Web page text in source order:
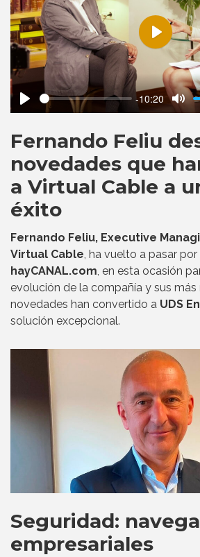
Play
-10:20
Play
Fernando Feliu
novedades que
a Virtual Cable a
éxito
Fernando Feliu, Executive
Virtual Cable, ha vuelto a pasar
hayCANAL.com, en esta ocasión
evolución de la compañía y sus más
novedades han convertido a UDS
solución excepcional.
Seguridad:
empresariales